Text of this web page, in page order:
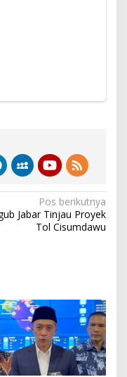
Pos berikutnya
Jabar Tinjau Proyek
Tol Cisumdawu